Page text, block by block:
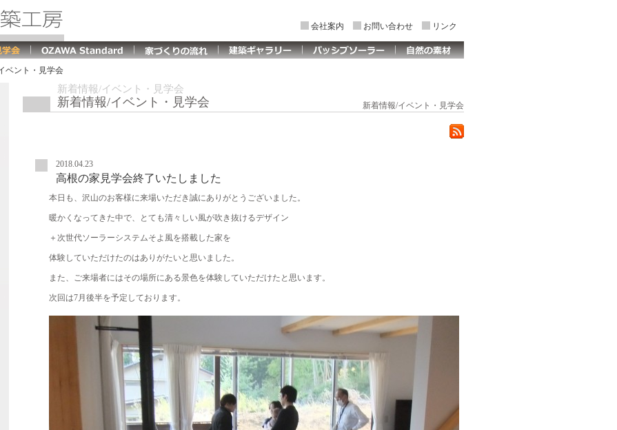
会社案内 お問い合わせ リンク
ント・見学会
新着情報/イベント・見学会
新着情報/イベント・見学会
新着情報/イベント・見学会
2018.04.23
高根の家見学会終了いたしました
本日も、沢山のお客様に来場いただき誠にありがとうございました。
暖かくなってきた中で、とても清々しい風が吹き抜けるデザイン
＋次世代ソーラーシステムそよ風を搭載した家を
体験していただけたのはありがたいと思いました。
また、ご来場者にはその場所にある景色を体験していただけたと思います。
次回は7月後半を予定しております。